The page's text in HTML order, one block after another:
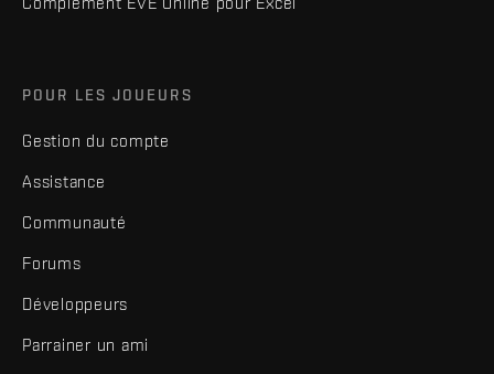
POUR LES JOUEURS
Gestion du compte
Assistance
Communauté
Forums
Développeurs
Parrainer un ami